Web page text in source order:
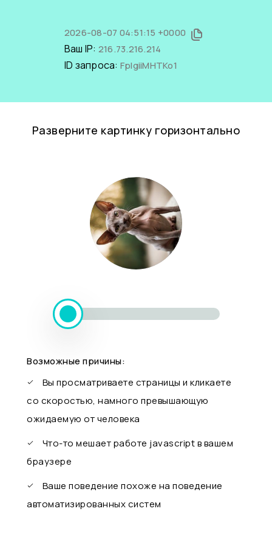
2026-08-07 04:51:15 +0000
Ваш IP: 216.73.216.214
ID запроса: FpIgiiMHTKo1
Разверните картинку горизонтально
Возможные причины:
Вы просматриваете страницы и кликаете
со скоростью, намного превышающую
ожидаемую от человека
Что-то мешает работе javascript в вашем
браузере
Ваше поведение похоже на поведение
автоматизированных систем